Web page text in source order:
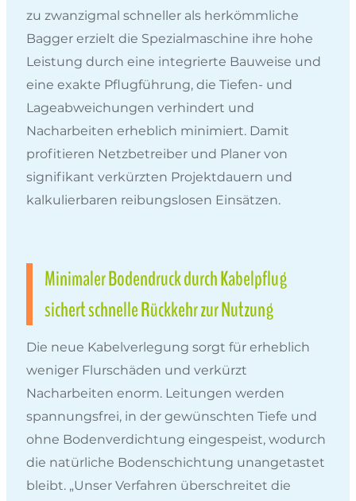
zu zwanzigmal schneller als herkömmliche
Bagger erzielt die Spezialmaschine ihre hohe
Leistung durch eine integrierte Bauweise und
eine exakte Pflugführung, die Tiefen- und
Lageabweichungen verhindert und
Nacharbeiten erheblich minimiert. Damit
profitieren Netzbetreiber und Planer von
signifikant verkürzten Projektdauern und
kalkulierbaren reibungslosen Einsätzen.
Minimaler Bodendruck durch Kabelpflug
sichert schnelle Rückkehr zur Nutzung
Die neue Kabelverlegung sorgt für erheblich
weniger Flurschäden und verkürzt
Nacharbeiten enorm. Leitungen werden
spannungsfrei, in der gewünschten Tiefe und
ohne Bodenverdichtung eingespeist, wodurch
die natürliche Bodenschichtung unangetastet
bleibt. „Unser Verfahren überschreitet die